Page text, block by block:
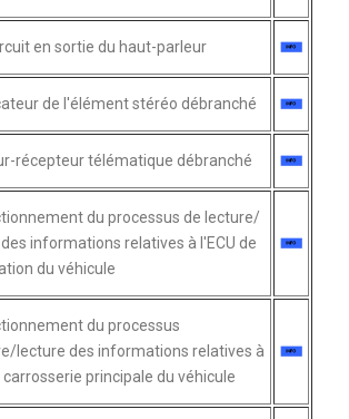
en sortie du haut-parleur
de l'élément stéréo débranché
récepteur télématique débranché
du processus de lecture/
informations relatives à l'ECU de
du véhicule
du processus
lecture des informations relatives à
carrosserie principale du véhicule